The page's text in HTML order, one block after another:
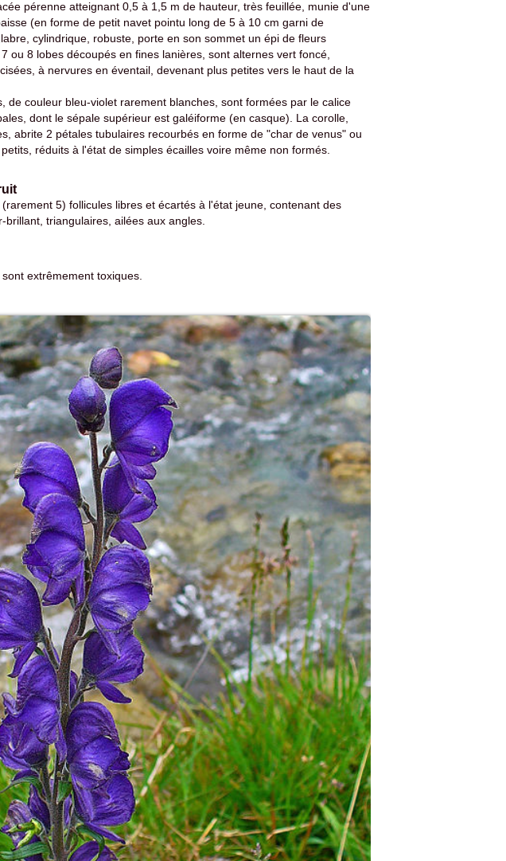
pérenne atteignant 0,5 à 1,5 m de hauteur, très feuillée, munie d'une
(en forme de petit navet pointu long de 5 à 10 cm garni de
cylindrique, robuste, porte en son sommet un épi de fleurs
ou 8 lobes découpés en fines lanières, sont alternes vert foncé,
à nervures en éventail, devenant plus petites vers le haut de la
de couleur bleu-violet rarement blanches, sont formées par le calice
dont le sépale supérieur est galéiforme (en casque). La corolle,
abrite 2 pétales tubulaires recourbés en forme de "char de venus" ou
réduits à l'état de simples écailles voire même non formés.
5) follicules libres et écartés à l'état jeune, contenant des
triangulaires, ailées aux angles.
extrêmement toxiques.